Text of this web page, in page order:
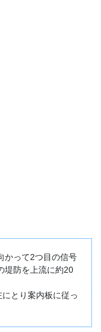
かって2つ目の信号
堤防を上流に約20
とり案内板に従っ